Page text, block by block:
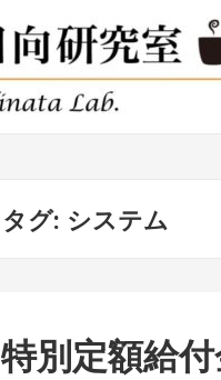
タグ: システム
特別定額給